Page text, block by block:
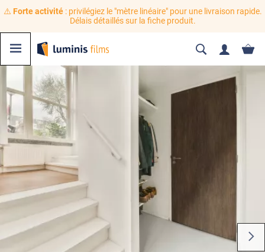
⚠️ Forte activité: privilégiez le "mètre linéaire" pour une livraison rapide.
Délais détaillés sur la fiche produit.